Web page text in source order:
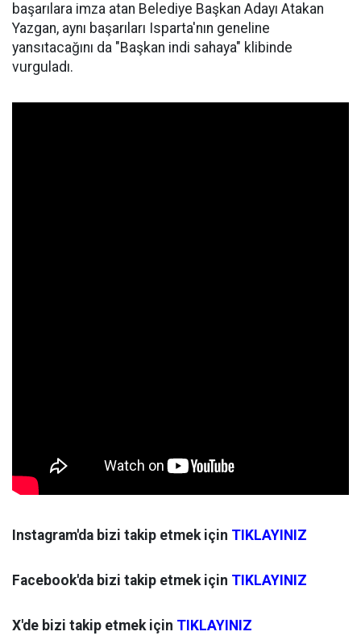
başarılara imza atan Belediye Başkan Adayı Atakan
Yazgan, aynı başarıları Isparta'nın geneline
yansıtacağını da "Başkan indi sahaya" klibinde
vurguladı.
Instagram'da bizi takip etmek için TIKLAYINIZ
Facebook'da bizi takip etmek için TIKLAYINIZ
X'de bizi takip etmek için TIKLAYINIZ